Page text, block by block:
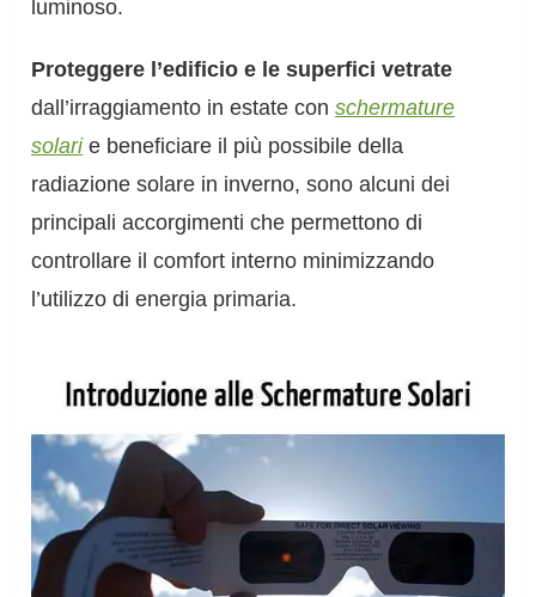
luminoso.
Proteggere l’edificio e le superfici vetrate
dall’irraggiamento in estate conschermature
solarie beneficiare il più possibile della
radiazione solare in inverno, sono alcuni dei
principali accorgimenti che permettono di
controllare il comfort interno minimizzando
l’utilizzo di energia primaria.